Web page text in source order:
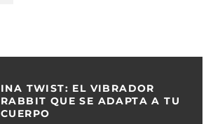
INA TWIST: EL VIBRADOR
RABBIT QUE SE ADAPTA A TU
CUERPO